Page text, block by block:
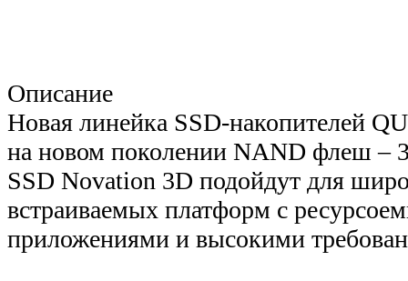
Описание
Новая линейка SSD-накопителей
на новом поколении NAND флеш –
SSD Novation 3D подойдут для
встраиваемых платформ с
приложениями и высокими